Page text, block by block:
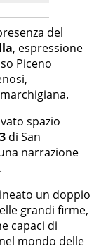
del
, espressione
Piceno
spazio
di San
narrazione
un doppio
grandi firme,
capaci di
mondo delle